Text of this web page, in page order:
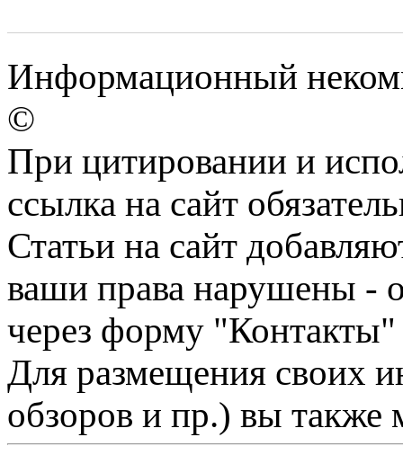
Информационный
©
При цитировании и
ссылка на сайт
Статьи на сайт
ваши права нарушены -
через форму "Контакты"
Для размещения своих
обзоров и пр.) вы также